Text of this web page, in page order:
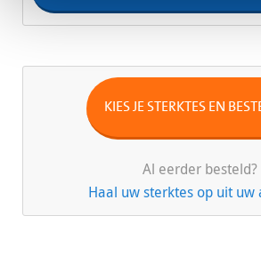
KIES JE STERKTES EN
Al eerder besteld?
Haal uw sterktes op uit uw